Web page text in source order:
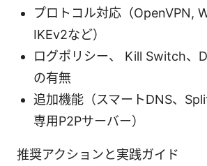
プロトコル対応（OpenVPN,
IKEv2など）
ログポリシー、 Kill Switch、
の有無
追加機能（スマートDNS、
専用P2Pサーバー）
推奨アクションと実践ガイド